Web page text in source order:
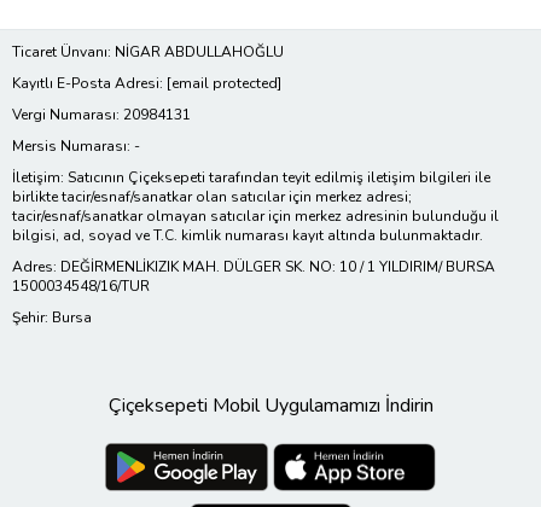
Ticaret Ünvanı: NİGAR ABDULLAHOĞLU
Kayıtlı E-Posta Adresi: [email protected]
Vergi Numarası: 20984131
Mersis Numarası: -
İletişim: Satıcının Çiçeksepeti tarafından teyit edilmiş iletişim bilgileri ile
birlikte tacir/esnaf/sanatkar olan satıcılar için merkez adresi;
tacir/esnaf/sanatkar olmayan satıcılar için merkez adresinin bulunduğu il
bilgisi, ad, soyad ve T.C. kimlik numarası kayıt altında bulunmaktadır.
Adres: DEĞİRMENLİKIZIK MAH. DÜLGER SK. NO: 10 / 1 YILDIRIM/ BURSA
1500034548/16/TUR
Şehir: Bursa
Çiçeksepeti Mobil Uygulamamızı İndirin